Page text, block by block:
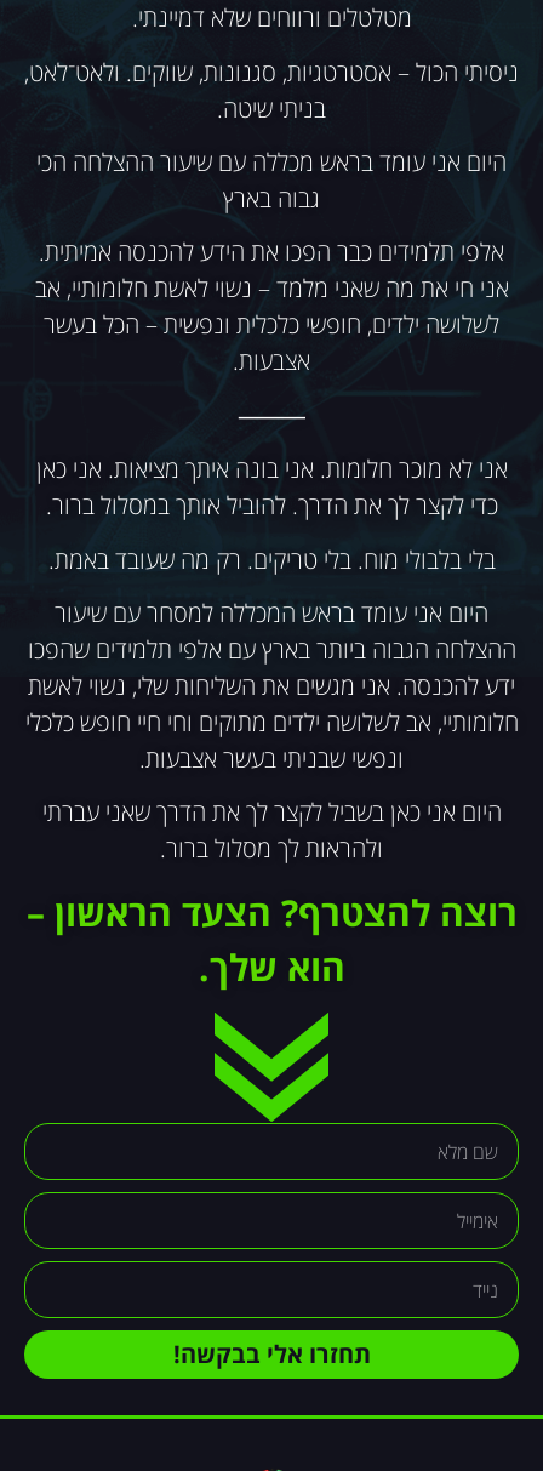
מטלטלים ורווחים שלא דמיינתי.
ניסיתי הכול – אסטרטגיות, סגנונות, שווקים. ולאט־לאט,
בניתי שיטה.
היום אני עומד בראש מכללה עם שיעור ההצלחה הכי
גבוה בארץ
אלפי תלמידים כבר הפכו את הידע להכנסה אמיתית.
אני חי את מה שאני מלמד – נשוי לאשת חלומותיי, אב
לשלושה ילדים, חופשי כלכלית ונפשית – הכל בעשר
אצבעות.
⸻
אני לא מוכר חלומות. אני בונה איתך מציאות. אני כאן
כדי לקצר לך את הדרך. להוביל אותך במסלול ברור.
בלי בלבולי מוח. בלי טריקים. רק מה שעובד באמת.
היום אני עומד בראש המכללה למסחר עם שיעור
ההצלחה הגבוה ביותר בארץ עם אלפי תלמידים שהפכו
ידע להכנסה. אני מגשים את השליחות שלי, נשוי לאשת
חלומותיי, אב לשלושה ילדים מתוקים וחי חיי חופש כלכלי
ונפשי שבניתי בעשר אצבעות.
היום אני כאן בשביל לקצר לך את הדרך שאני עברתי
ולהראות לך מסלול ברור.
רוצה להצטרף? הצעד הראשון –
הוא שלך.
תחזרו אלי בבקשה!